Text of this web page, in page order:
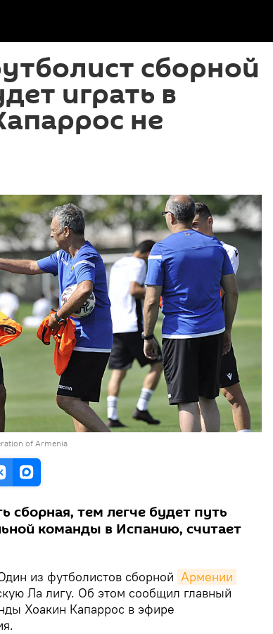
сборной
играть в
не
of Armenia
сборная, тем легче будет путь
команды в Испанию, считает
из футболистов сборной Армении
Ла лигу. Об этом сообщил главный
Хоакин Капаррос в эфире